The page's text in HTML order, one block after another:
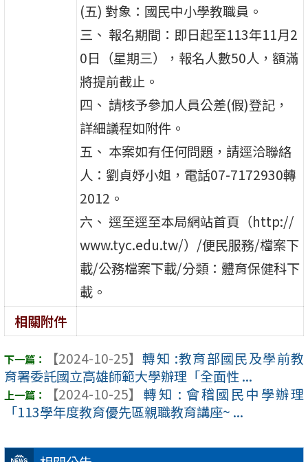
(五) 對象：國民中小學教職員。
三、 報名期間：即日起至113年11月2
0日（星期三），報名人數50人，額滿
將提前截止。
四、 請核予參加人員公差(假)登記，
詳細議程如附件。
五、 本案如有任何問題，請逕洽聯絡
人：劉貞妤小姐，電話07-7172930轉
2012。
六、 逕至逕至本局網站首頁（http://
www.tyc.edu.tw/）/便民服務/檔案下
載/公務檔案下載/分類：體育保健科下
載。
相關附件
【2024-10-25】 轉知 :教育部國民及學前教
育署委託國立高雄師範大學辦理「全面性 ...
【2024-10-25】 轉知 : 會稽國民中學辦理
「113學年度教育優先區親職教育講座~ ...